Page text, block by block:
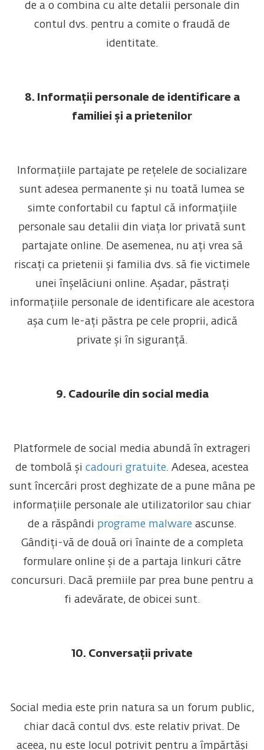
de a o combina cu alte detalii personale din
contul dvs. pentru a comite o fraudă de
identitate.
8. Informații personale de identificare a
familiei și a prietenilor
Informațiile partajate pe rețelele de socializare
sunt adesea permanente și nu toată lumea se
simte confortabil cu faptul că informațiile
personale sau detalii din viața lor privată sunt
partajate online. De asemenea, nu ați vrea să
riscați ca prietenii și familia dvs. să fie victimele
unei înșelăciuni online. Așadar, păstrați
informațiile personale de identificare ale acestora
așa cum le-ați păstra pe cele proprii, adică
private și în siguranță.
9. Cadourile din social media
Platformele de social media abundă în extrageri
de tombolă și cadouri gratuite. Adesea, acestea
sunt încercări prost deghizate de a pune mâna pe
informațiile personale ale utilizatorilor sau chiar
de a răspândi programe malware ascunse.
Gândiți-vă de două ori înainte de a completa
formulare online și de a partaja linkuri către
concursuri. Dacă premiile par prea bune pentru a
fi adevărate, de obicei sunt.
10. Conversații private
Social media este prin natura sa un forum public,
chiar dacă contul dvs. este relativ privat. De
aceea, nu este locul potrivit pentru a împărtăși